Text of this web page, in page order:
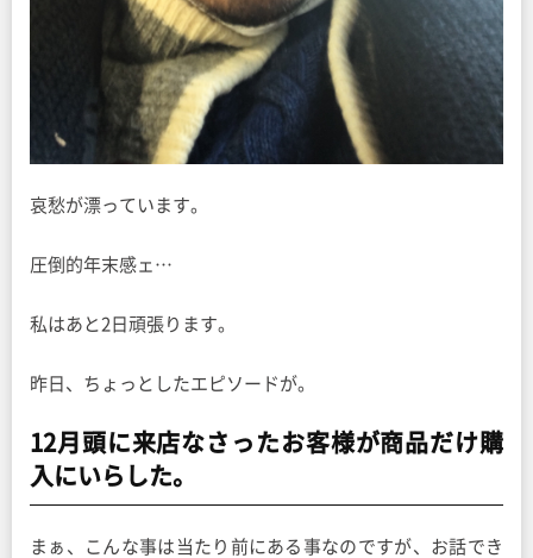
哀愁が漂っています。
圧倒的年末感ェ…
私はあと2日頑張ります。
昨日、ちょっとしたエピソードが。
12月頭に来店なさったお客様が商品だけ購
入にいらした。
まぁ、こんな事は当たり前にある事なのですが、お話でき